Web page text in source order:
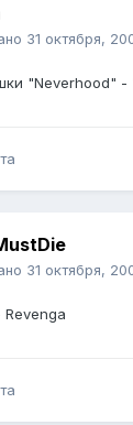
31 октября,
"Neverhood"
31 октября,